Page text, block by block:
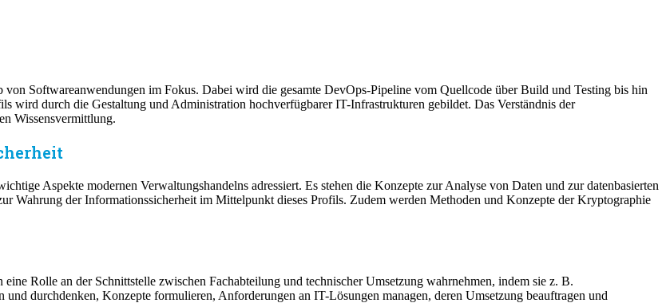
Softwareanwendungen im Fokus. Dabei wird die gesamte DevOps-Pipeline vom Quellcode über Build und Testing bis hin
wird durch die Gestaltung und Administration hochverfügbarer IT-Infrastrukturen gebildet. Das Verständnis der
Wissensvermittlung.
Aspekte modernen Verwaltungshandelns adressiert. Es stehen die Konzepte zur Analyse von Daten und zur datenbasierten
Wahrung der Informationssicherheit im Mittelpunkt dieses Profils. Zudem werden Methoden und Konzepte der Kryptographie
Rolle an der Schnittstelle zwischen Fachabteilung und technischer Umsetzung wahrnehmen, indem sie z. B.
durchdenken, Konzepte formulieren, Anforderungen an IT-Lösungen managen, deren Umsetzung beauftragen und